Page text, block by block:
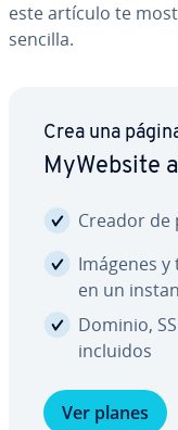
este artículo te
sencilla.
Crea una
MyWebsite
Creador de
Imágenes
en un
Dominio,
incluidos
Ver planes